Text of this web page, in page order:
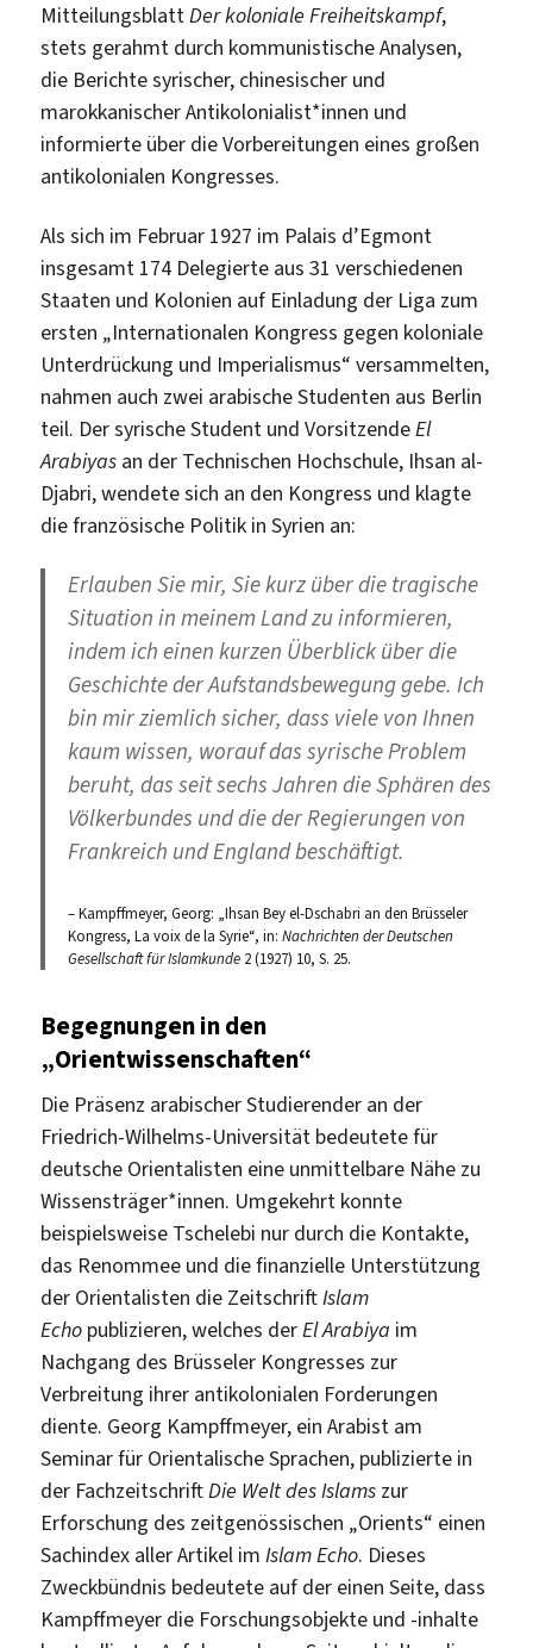
MitteilungsblattDer koloniale Freiheitskampf,
stets gerahmt durch kommunistische Analysen,
die Berichte syrischer, chinesischer und
marokkanischer Antikolonialist*innen und
informierte über die Vorbereitungen eines großen
antikolonialen Kongresses.
Als sich im Februar 1927 im Palais d’Egmont
insgesamt 174 Delegierte aus 31 verschiedenen
Staaten und Kolonien auf Einladung der Liga zum
ersten „Internationalen Kongress gegen koloniale
Unterdrückung und Imperialismus“ versammelten,
nahmen auch zwei arabische Studenten aus Berlin
teil. Der syrische Student und VorsitzendeEl
Arabiyas an der Technischen Hochschule, Ihsan al-
Djabri, wendete sich an den Kongress und klagte
die französische Politik in Syrien an:
Erlauben Sie mir, Sie kurz über die tragische
Situation in meinem Land zu informieren,
indem ich einen kurzen Überblick über die
Geschichte der Aufstandsbewegung gebe. Ich
bin mir ziemlich sicher, dass viele von Ihnen
kaum wissen, worauf das syrische Problem
beruht, das seit sechs Jahren die Sphären des
Völkerbundes und die der Regierungen von
Frankreich und England beschäftigt.
– Kampffmeyer, Georg: „Ihsan Bey el-Dschabri an den Brüsseler
Kongress, La voix de la Syrie“, in:Nachrichten der Deutschen
Gesellschaft für Islamkunde 2 (1927) 10, S. 25.
Begegnungen in den
„Orientwissenschaften“
Die Präsenz arabischer Studierender an der
Friedrich-Wilhelms-Universität bedeutete für
deutsche Orientalisten eine unmittelbare Nähe zu
Wissensträger*innen. Umgekehrt konnte
beispielsweise Tschelebi nur durch die Kontakte,
das Renommee und die finanzielle Unterstützung
der Orientalisten die ZeitschriftIslam
Echo publizieren, welches derEl Arabiya im
Nachgang des Brüsseler Kongresses zur
Verbreitung ihrer antikolonialen Forderungen
diente. Georg Kampffmeyer, ein Arabist am
Seminar für Orientalische Sprachen, publizierte in
der FachzeitschriftDie Welt des Islams zur
Erforschung des zeitgenössischen „Orients“ einen
Sachindex aller Artikel imIslam Echo. Dieses
Zweckbündnis bedeutete auf der einen Seite, dass
Kampffmeyer die Forschungsobjekte und -inhalte